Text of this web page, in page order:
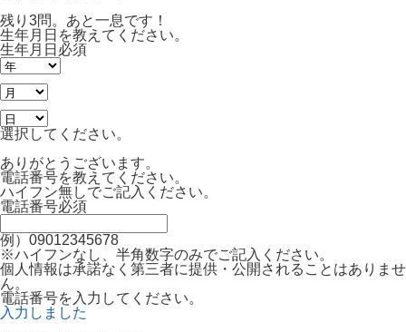
残り3問。あと一息です！
生年月日を教えてください。
生年月日 必須
選択してください。
ありがとうございます。
電話番号を教えてください。
ハイフン無しでご記入ください。
電話番号必須
例）09012345678
※ハイフンなし、半角数字のみでご記入ください。
個人情報は承諾なく第三者に提供・公開されることはありませ
ん。
電話番号を入力してください。
入力しました